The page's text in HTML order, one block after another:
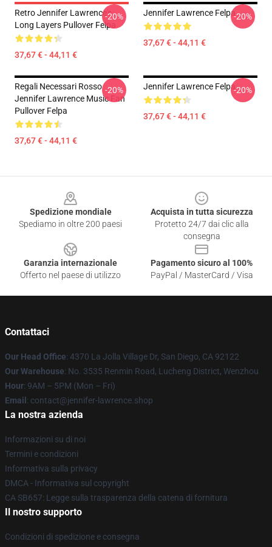
Retro Jennifer Lawrence's
Long Layers Pullover Felpa
37,67 € - 44,11 €
-20% Jennifer Lawrence Felpa
37,67 € - 44,11 €
-20%
Regali Necessari Rosso
Jennifer Lawrence Music Fan
Pullover Felpa
37,67 € - 44,11 €
-20% Jennifer Lawrence Felpa
37,67 € - 44,11 €
-20%
Spedizione mondiale
Spediamo in oltre 200 paesi
Acquista in tutta sicurezza
Protetto 24/7 dai clic alla
consegna
Garanzia internazionale
Offerto nel paese di utilizzo
Pagamento sicuro al 100%
PayPal / MasterCard / Visa
Contattaci
Our Head Office: 4370 La Jolla Village Dr, San Diego, CA 92122
Our Warehouse: No. 3535 Renmin Road, Lucheng District, Wenzhou
Hour: 9AM – 5PM (Mon – Fri)
Email : contact@jennifer-lawrence.shop
La nostra azienda
Informazioni su di noi
Termini e condizioni
Informativa sulla privacy
DMCA - Informativa sul copyright
CA SB657: Legge sulla trasparenza della catena di fornitura
Il nostro supporto
Condizioni di spedizione e consegna